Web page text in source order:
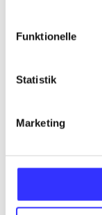
Funktionelle
Statistik
Marketing
Artikler